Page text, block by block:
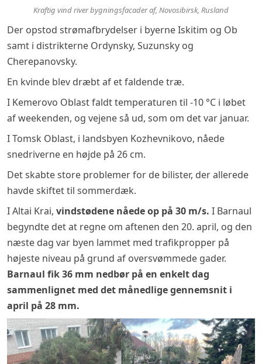
Kraftig vind river bygningsfacader af, Novosibirsk, Rusland
Der opstod strømafbrydelser i byerne Iskitim og Ob
samt i distrikterne Ordynsky, Suzunsky og
Cherepanovsky.
En kvinde blev dræbt af et faldende træ.
I Kemerovo Oblast faldt temperaturen til -10 °C i løbet
af weekenden, og vejene så ud, som om det var januar.
I Tomsk Oblast, i landsbyen Kozhevnikovo, nåede
snedriverne en højde på 26 cm.
Det skabte store problemer for de bilister, der allerede
havde skiftet til sommerdæk.
I Altai Krai, vindstødene nåede op på 30 m/s. I Barnaul
begyndte det at regne om aftenen den 20. april, og den
næste dag var byen lammet med trafikpropper på
højeste niveau på grund af oversvømmede gader.
Barnaul fik 36 mm nedbør på en enkelt dag
sammenlignet med det månedlige gennemsnit i
april på 28 mm.